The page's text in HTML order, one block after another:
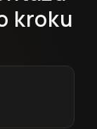
kroku